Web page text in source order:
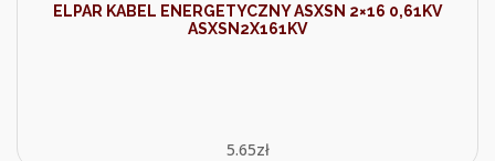
ELPAR KABEL ENERGETYCZNY ASXSN 2×16 0,61KV
ASXSN2X161KV
5.65zł